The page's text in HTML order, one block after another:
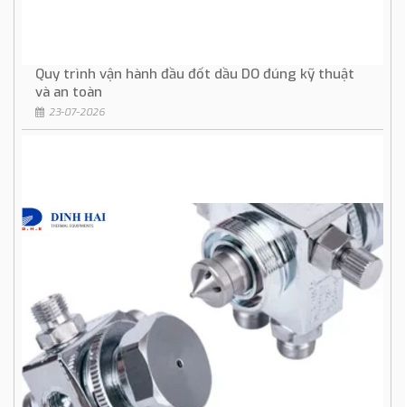
Quy trình vận hành đầu đốt dầu DO đúng kỹ thuật
và an toàn
23-07-2026